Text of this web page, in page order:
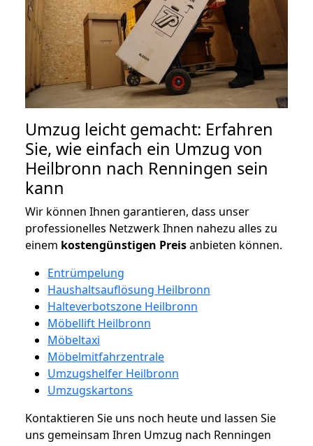
Umzug leicht gemacht: Erfahren
Sie, wie einfach ein Umzug von
Heilbronn nach Renningen sein
kann
Wir können Ihnen garantieren, dass unser
professionelles Netzwerk Ihnen nahezu alles zu
einem kostengünstigen Preisanbieten können.
Entrümpelung
Haushaltsauflösung Heilbronn
Halteverbotszone Heilbronn
Möbellift Heilbronn
Möbeltaxi
Möbelmitfahrzentrale
Umzugshelfer Heilbronn
Umzugskartons
Kontaktieren Sie uns noch heute und lassen Sie
uns gemeinsam Ihren Umzug nach Renningen